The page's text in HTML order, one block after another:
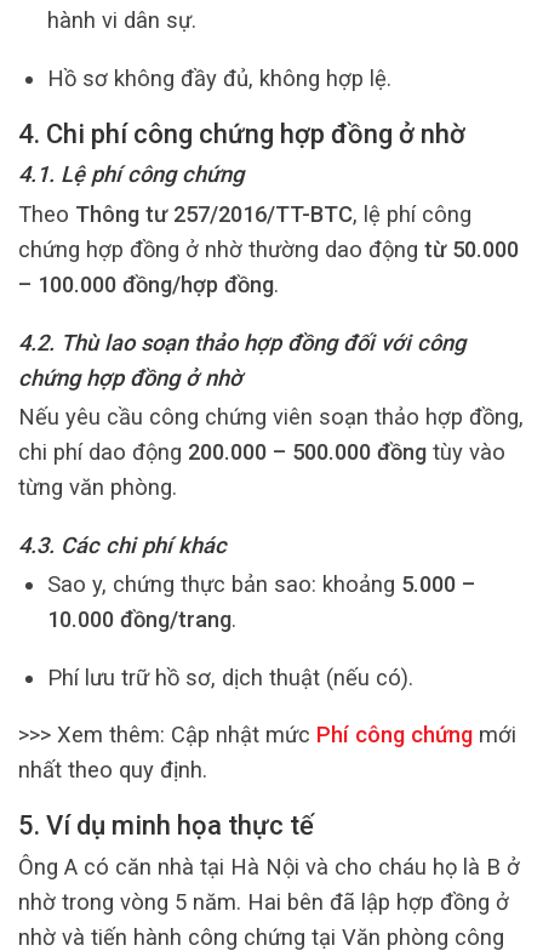
hành vi dân sự.
Hồ sơ không đầy đủ, không hợp lệ.
4. Chi phí công chứng hợp đồng ở nhờ
4.1. Lệ phí công chứng
Theo Thông tư 257/2016/TT-BTC, lệ phí công
chứng hợp đồng ở nhờ thường dao động từ 50.000
– 100.000 đồng/hợp đồng.
4.2. Thù lao soạn thảo hợp đồng đối với công
chứng hợp đồng ở nhờ
Nếu yêu cầu công chứng viên soạn thảo hợp đồng,
chi phí dao động 200.000 – 500.000 đồng tùy vào
từng văn phòng.
4.3. Các chi phí khác
Sao y, chứng thực bản sao: khoảng 5.000 –
10.000 đồng/trang.
Phí lưu trữ hồ sơ, dịch thuật (nếu có).
>>> Xem thêm: Cập nhật mức Phí công chứng mới
nhất theo quy định.
5. Ví dụ minh họa thực tế
Ông A có căn nhà tại Hà Nội và cho cháu họ là B ở
nhờ trong vòng 5 năm. Hai bên đã lập hợp đồng ở
nhờ và tiến hành công chứng tại Văn phòng công